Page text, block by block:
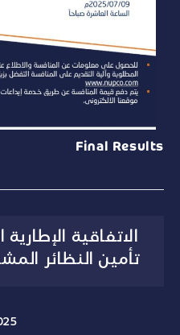
Final Results
الاتفاقية
تأمين النظائر